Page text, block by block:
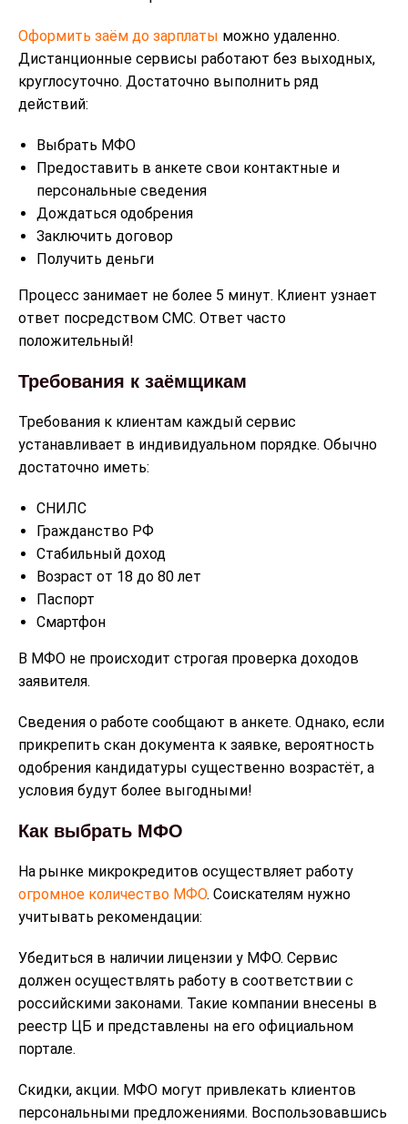
Оформить заём до зарплаты можно удаленно.
Дистанционные сервисы работают без выходных,
круглосуточно. Достаточно выполнить ряд
действий:
Выбрать МФО
Предоставить в анкете свои контактные и
персональные сведения
Дождаться одобрения
Заключить договор
Получить деньги
Процесс занимает не более 5 минут. Клиент узнает
ответ посредством СМС. Ответ часто
положительный!
Требования к заёмщикам
Требования к клиентам каждый сервис
устанавливает в индивидуальном порядке. Обычно
достаточно иметь:
СНИЛС
Гражданство РФ
Стабильный доход
Возраст от 18 до 80 лет
Паспорт
Смартфон
В МФО не происходит строгая проверка доходов
заявителя.
Сведения о работе сообщают в анкете. Однако, если
прикрепить скан документа к заявке, вероятность
одобрения кандидатуры существенно возрастёт, а
условия будут более выгодными!
Как выбрать МФО
На рынке микрокредитов осуществляет работу
огромное количество МФО. Соискателям нужно
учитывать рекомендации:
Убедиться в наличии лицензии у МФО. Сервис
должен осуществлять работу в соответствии с
российскими законами. Такие компании внесены в
реестр ЦБ и представлены на его официальном
портале.
Скидки, акции. МФО могут привлекать клиентов
персональными предложениями. Воспользовавшись